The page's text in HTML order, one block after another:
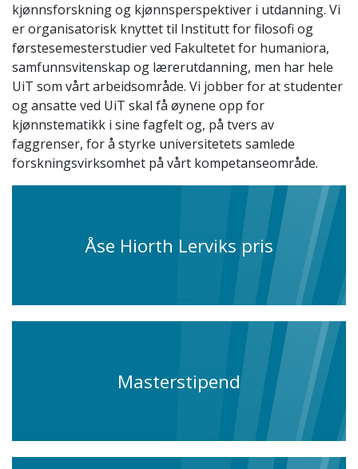
kjønnsforskning og kjønnsperspektiver i utdanning. Vi
er organisatorisk knyttet til Institutt for filosofi og
førstesemesterstudier ved Fakultetet for humaniora,
samfunnsvitenskap og lærerutdanning, men har hele
UiT som vårt arbeidsområde. Vi jobber for at studenter
og ansatte ved UiT skal få øynene opp for
kjønnstematikk i sine fagfelt og, på tvers av
faggrenser, for å styrke universitetets samlede
forskningsvirksomhet på vårt kompetanseområde.
Åse Hiorth Lerviks pris
Masterstipend